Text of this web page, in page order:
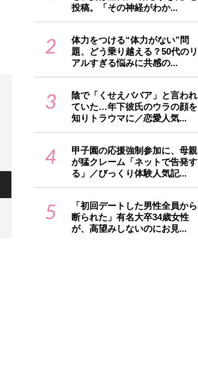
投稿。「その神経がわか...
2
体力をつける“体力がない”問
題、どう乗り越える？50代のリ
アルすぎる悩みに共感の...
3
陰で「くせえババア」と言われ
ていた…年下彼氏のウラの顔を
知りトラウマに／恋愛人気...
4
甲子園の応援強制参加に、母親
が猛クレーム「ネットで告発す
る」／びっくり体験人気記...
5
「初回デートした男性全員から
断られた」有名大卒34歳女性
が、高望みしないのにお見...